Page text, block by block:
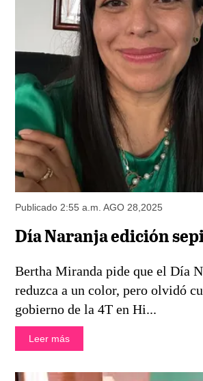
Publicado 2:55 a.m. AGO 28,2025
Día Naranja edición
Bertha Miranda pide que el Día
reduzca a un color, pero olvidó
gobierno de la 4T en Hi...
Leer más